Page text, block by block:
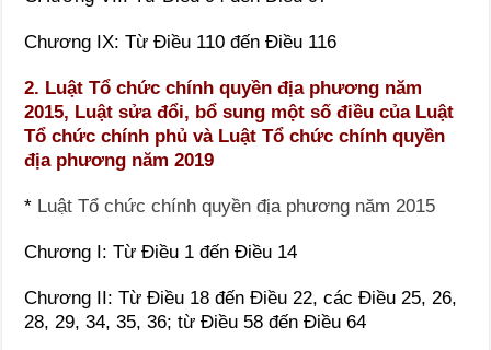
Chương IX: Từ Điều 110 đến Điều 116
2. Luật Tổ chức chính quyền địa phương năm
2015, Luật sửa đổi, bổ sung một số điều của Luật
Tổ chức chính phủ và Luật Tổ chức chính quyền
địa phương năm 2019
* Luật Tổ chức chính quyền địa phương năm 2015
Chương I: Từ Điều 1 đến Điều 14
Chương II: Từ Điều 18 đến Điều 22, các Điều 25, 26,
28, 29, 34, 35, 36; từ Điều 58 đến Điều 64